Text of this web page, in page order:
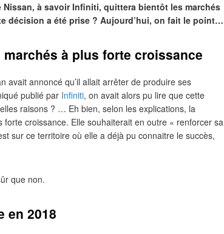
à savoir Infiniti, quittera bientôt les marchés
décision a été prise ? Aujourd’hui, on fait le point…
à plus forte croissance
avait annoncé qu’il allait arrêter de produire ses
publié par Infiniti, on avait alors pu lire que cette
raisons ? … Eh bien, selon les explications, la
croissance. Elle souhaiterait en outre « renforcer sa
sur ce territoire où elle a déjà pu connaitre le succès,
que non.
en 2018